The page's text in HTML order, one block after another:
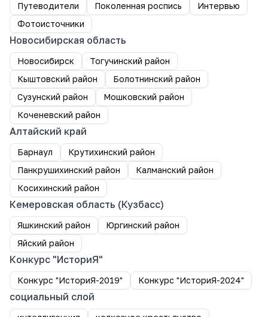
Путеводители
Поколенная роспись
Интервью
Фотоисточники
Новосибирская область
Новосибирск
Тогучинский район
Кыштовский район
Болотнинский район
Сузунский район
Мошковский район
Коченевский район
Алтайский край
Барнаул
Крутихинский район
Панкрушихинский район
Калманский район
Косихинский район
Кемеровская область (Кузбасс)
Яшкинский район
Юргинский район
Яйский район
Конкурс "ИсториЯ"
Конкурс "ИсториЯ-2019" Конкурс "ИсториЯ-2024"
социальный слой